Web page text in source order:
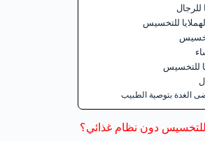
للرجال
للتخسيس
للتخسيس
بتوصية الطبيب
دون نظام غذائي؟